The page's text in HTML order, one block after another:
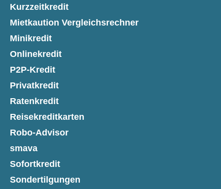
Kurzzeitkredit
Mietkaution Vergleichsrechner
Minikredit
Onlinekredit
P2P-Kredit
Privatkredit
Ratenkredit
Reisekreditkarten
Robo-Advisor
smava
Sofortkredit
Sondertilgungen